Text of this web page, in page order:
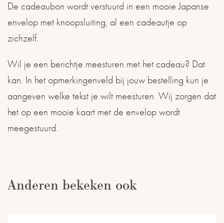
De cadeaubon wordt verstuurd in een mooie Japanse
envelop met knoopsluiting, al een cadeautje op
zichzelf.
Wil je een berichtje meesturen met het cadeau? Dat
kan. In het opmerkingenveld bij jouw bestelling kun je
aangeven welke tekst je wilt meesturen. Wij zorgen dat
het op een mooie kaart met de envelop wordt
meegestuurd.
Anderen bekeken ook